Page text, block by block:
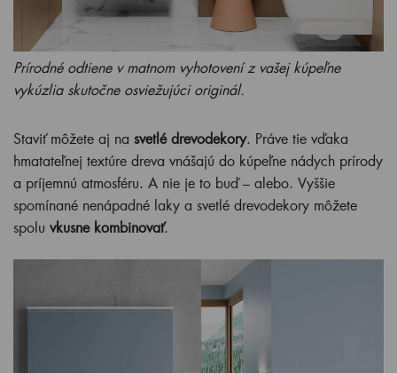
Prírodné odtiene v matnom vyhotovení z vašej kúpeľne
vykúzlia skutočne osviežujúci originál.
Staviť môžete aj na svetlé drevodekory. Práve tie vďaka
hmatateľnej textúre dreva vnášajú do kúpeľne nádych prírody
a príjemnú atmosféru. A nie je to buď – alebo. Vyššie
spomínané nenápadné laky a svetlé drevodekory môžete
spolu vkusne kombinovať.